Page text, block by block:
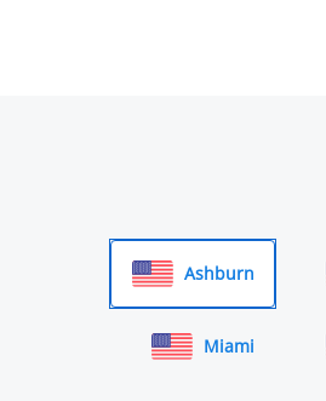
Ashburn
Miami